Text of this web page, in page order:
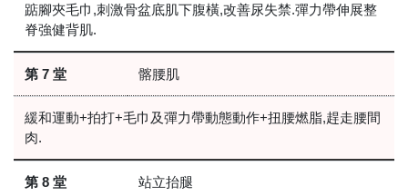
踮腳夾毛巾,刺激骨盆底肌下腹橫,改善尿失禁.彈力帶伸展整
脊強健背肌.
第 7 堂 髂腰肌
緩和運動+拍打+毛巾及彈力帶動態動作+扭腰燃脂,趕走腰間
肉.
第 8 堂 站立抬腿